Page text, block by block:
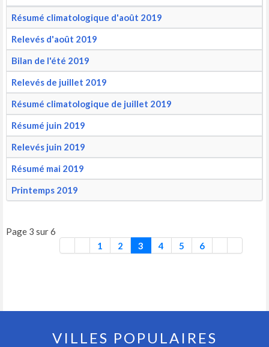
Résumé climatologique d'août 2019
Relevés d'août 2019
Bilan de l'été 2019
Relevés de juillet 2019
Résumé climatologique de juillet 2019
Résumé juin 2019
Relevés juin 2019
Résumé mai 2019
Printemps 2019
Page 3 sur 6
1
2 3 4 5 6
VILLES POPULAIRES